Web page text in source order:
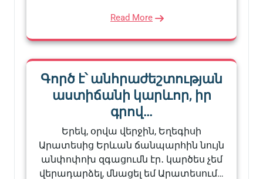
Read More
Գործ է՝ անհրաժեշտության
աստիճանի կարևոր, իր
գրով…
Երեկ, օրվա վերջին, Եղեգիսի
Արատեսից Երևան ճանպարհին նույն
անփոփոխ զգացումն էր․ կարծես չեմ
վերադարձել, մնացել եմ Արատեսում…